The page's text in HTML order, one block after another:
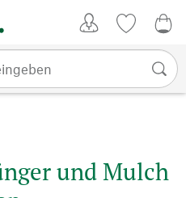
und Mulch